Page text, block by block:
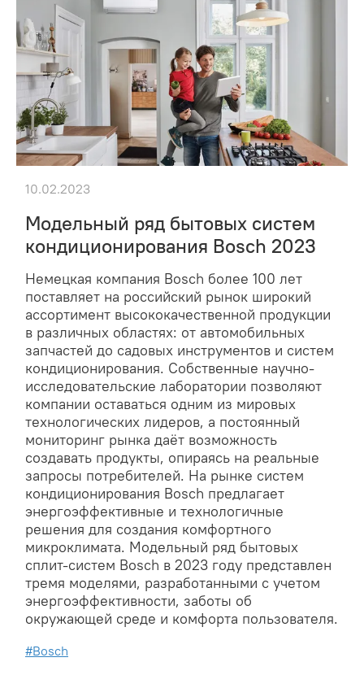
Модельный ряд бытовых систем
кондиционирования Bosch 2023
Немецкая компания Bosch более 100 лет
поставляет на российский рынок широкий
ассортимент высококачественной продукции
в различных областях: от автомобильных
запчастей до садовых инструментов и систем
кондиционирования. Собственные научно-
исследовательские лаборатории позволяют
компании оставаться одним из мировых
технологических лидеров, а постоянный
мониторинг рынка даёт возможность
создавать продукты, опираясь на реальные
запросы потребителей. На рынке систем
кондиционирования Bosch предлагает
энергоэффективные и технологичные
решения для создания комфортного
микроклимата. Модельный ряд бытовых
сплит-систем Bosch в 2023 году представлен
тремя моделями, разработанными с учетом
энергоэффективности, заботы об
окружающей среде и комфорта пользователя.
10.02.2023
#Bosch